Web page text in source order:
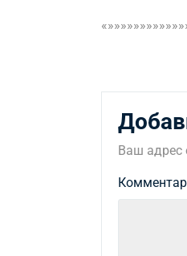
Ваш адрес